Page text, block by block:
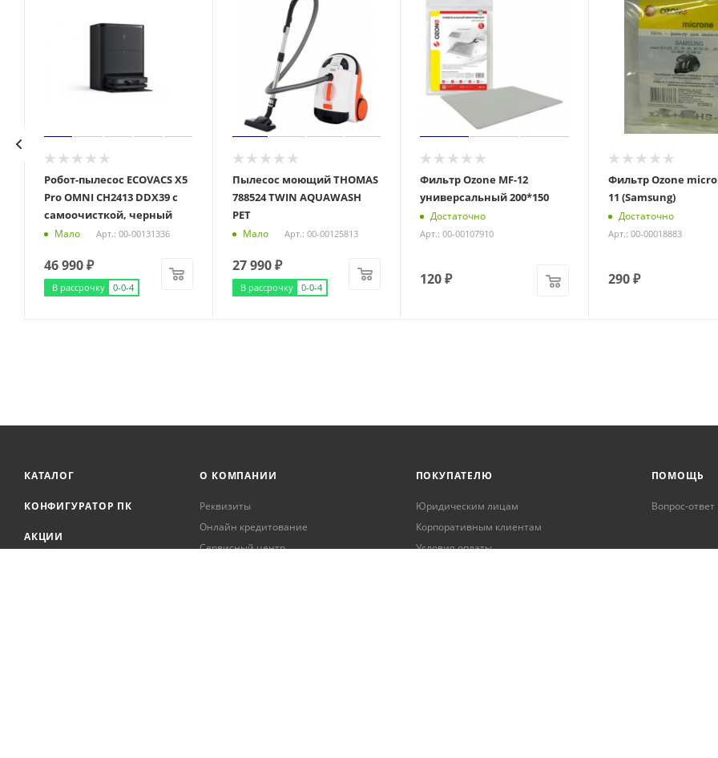
Робот-пылесос ECOVACS X5
Pro OMNI CH2413 DDX39 с
самоочисткой, черный
Мало Арт.: 00-00131336
46 990₽
В рассрочку 0-0-4
Пылесос моющий THOMAS
788524 TWIN AQUAWASH
PET
Мало Арт.: 00-00125813
27 990₽
В рассрочку 0-0-4
Фильтр Ozone MF-12
универсальный 200*150
Достаточно
Арт.: 00-00107910
120₽
Фильтр Ozone
11 (Samsung)
Достаточно
Арт.: 00-00018883
290₽
КАТАЛОГ
КОНФИГУРАТОР ПК
АКЦИИ
О КОМПАНИИ
Реквизиты
Онлайн кредитование
Сервисный центр
ПОКУПАТЕЛЮ
Юридическим лицам
Корпоративным клиентам
Условия оплаты
ПОМОЩЬ
Вопрос-ответ